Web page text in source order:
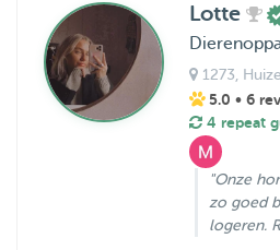
Lotte
1273 ,
5.0 • 6
4 repeat
"Onze
zo goed
logeren.